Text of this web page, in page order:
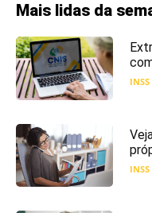
Mais lidas da
INSS
INSS